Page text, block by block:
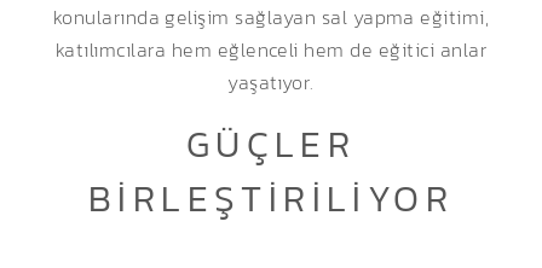
konularında gelişim sağlayan sal yapma eğitimi,
katılımcılara hem eğlenceli hem de eğitici anlar
yaşatıyor.
GÜÇLER
BIRLEŞTIRILIYOR